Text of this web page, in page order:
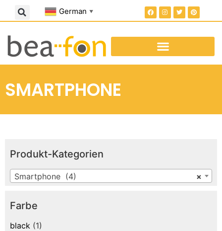
German ▼
SMARTPHONE
Produkt-Kategorien
×
Smartphone (4)
Farbe
black (1)